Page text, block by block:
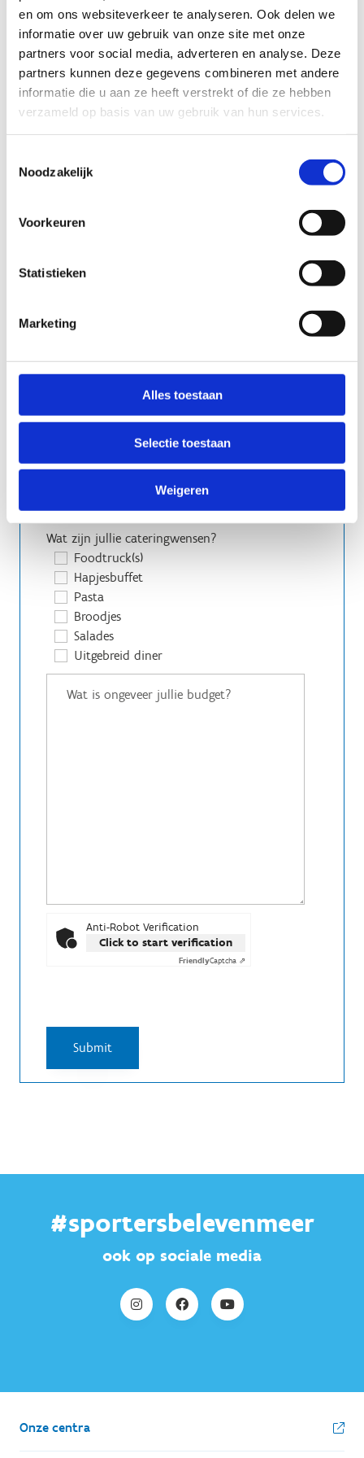
en om ons websiteverkeer te analyseren. Ook delen we
informatie over uw gebruik van onze site met onze
partners voor social media, adverteren en analyse. Deze
partners kunnen deze gegevens combineren met andere
informatie die u aan ze heeft verstrekt of die ze hebben
verzameld op basis van uw gebruik van hun services.
Noodzakelijk
Voorkeuren
Statistieken
Marketing
Alles toestaan
Selectie toestaan
Weigeren
Aantal volwassenen? Aantal kids tussen 6-12j?
In welke activiteiten hebben jullie interesse?
Indoor sporten
Watersport
Hoogtouwenparcours
Wandelen
Mountainbiken
Strandactiviteiten
Open water zwemzone
Waterpark
Wat zijn jullie cateringwensen?
Foodtruck(s)
Hapjesbuffet
Pasta
Broodjes
Salades
Uitgebreid diner
Anti-Robot Verification
Click to start verification
FriendlyCaptcha ⇗
#sportersbelevenmeer
ook op sociale media
Onze centra